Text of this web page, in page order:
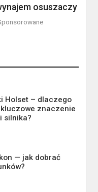
osuszaczy
Holset – dlaczego
znaczenie
silnika?
— jak dobrać